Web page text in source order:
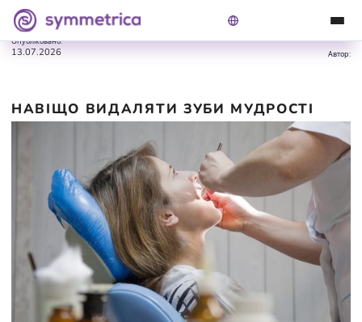
Symmetrica Блог Навіщо видаляти зуби мудрості
Опубліковано:
13.07.2026 Автор:
НАВІЩО ВИДАЛЯТИ ЗУБИ МУДРОСТІ